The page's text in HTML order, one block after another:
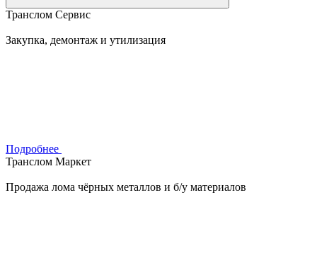
Транслом Сервис
Закупка, демонтаж и утилизация
Подробнее
Транслом Маркет
Продажа лома чёрных металлов и б/у материалов